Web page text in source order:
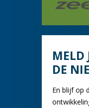
MELD
DE
En blijf op